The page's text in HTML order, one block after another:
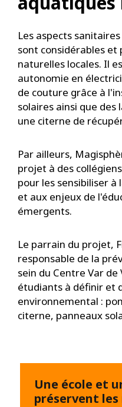
Les aspects
sont considérables et
naturelles locales. Il
autonomie en
de couture grâce à
solaires ainsi que
une citerne de
Par ailleurs,
projet à des
pour les sensibiliser
et aux enjeux de
émergents.
Le parrain du projet,
responsable de la
sein du Centre Var de
étudiants à définir et
environnemental :
citerne, panneaux
Une école et
préservent les